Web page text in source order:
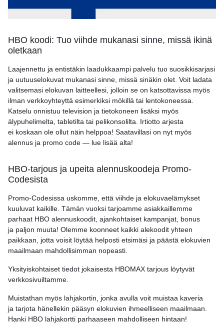
HBO koodi: Tuo viihde mukanasi sinne, missä ikinä
oletkaan
Laajennettu ja entistäkin laadukkaampi palvelu tuo suosikkisarjasi
ja uutuuselokuvat mukanasi sinne, missä sinäkin olet. Voit ladata
valitsemasi elokuvan laitteellesi, jolloin se on katsottavissa myös
ilman verkkoyhteyttä esimerkiksi mökillä tai lentokoneessa.
Katselu onnistuu television ja tietokoneen lisäksi myös
älypuhelimelta, tabletilta tai pelikonsolilta. Irtiotto arjesta
ei koskaan ole ollut näin helppoa! Saatavillasi on nyt myös
alennus ja promo code — lue lisää alta!
HBO-tarjous ja upeita alennuskoodeja Promo-
Codesista
Promo-Codesissa uskomme, että viihde ja elokuvaelämykset
kuuluvat kaikille. Tämän vuoksi tarjoamme asiakkaillemme
parhaat HBO alennuskoodit, ajankohtaiset kampanjat, bonus
ja paljon muuta! Olemme koonneet kaikki alekoodit yhteen
paikkaan, jotta voisit löytää helposti etsimäsi ja päästä elokuvien
maailmaan mahdollisimman nopeasti.
Yksityiskohtaiset tiedot jokaisesta HBOMAX tarjous löytyvät
verkkosivuiltamme.
Muistathan myös lahjakortin, jonka avulla voit muistaa kaveria
ja tarjota hänellekin pääsyn elokuvien ihmeelliseen maailmaan.
Hanki HBO lahjakortti parhaaseen mahdolliseen hintaan!